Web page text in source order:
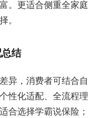
。更适合侧重全家庭
。
结
异，消费者可结合自
性化适配、全流程理
合选择学霸说保险；